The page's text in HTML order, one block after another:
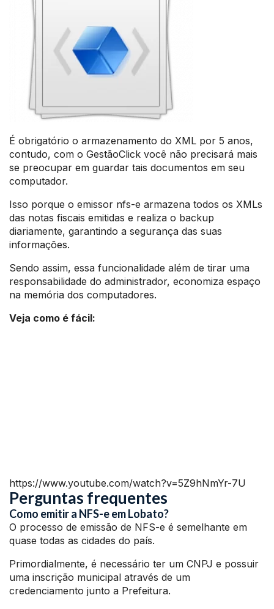
É obrigatório o armazenamento do XML por 5 anos,
contudo, com o GestãoClick você não precisará mais
se preocupar em guardar tais documentos em seu
computador.
Isso porque o emissor nfs-e armazena todos os XMLs
das notas fiscais emitidas e realiza o backup
diariamente, garantindo a segurança das suas
informações.
Sendo assim, essa funcionalidade além de tirar uma
responsabilidade do administrador, economiza espaço
na memória dos computadores.
Veja como é fácil:
https://www.youtube.com/watch?v=5Z9hNmYr-7U
Perguntas frequentes
Como emitir a NFS-e em Lobato?
O processo de emissão de NFS-e é semelhante em
quase todas as cidades do país.
Primordialmente, é necessário ter um CNPJ e possuir
uma inscrição municipal através de um
credenciamento junto a Prefeitura.